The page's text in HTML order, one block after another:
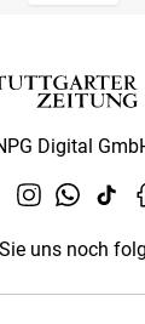
Digital
uns noch